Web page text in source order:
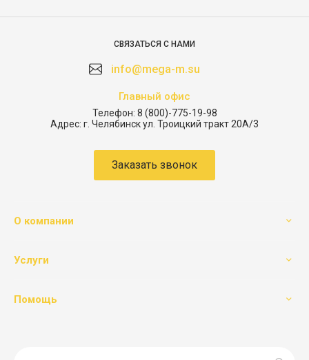
СВЯЗАТЬСЯ С НАМИ
info@mega-m.su
Главный офис
Телефон: 8 (800)-775-19-98
Адрес: г. Челябинск ул. Троицкий тракт 20А/3
Заказать звонок
О компании
Услуги
Помощь